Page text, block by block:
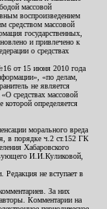
массовой
воспроизведением
средством массовой
государственных,
и привлечено к
о средствах
от 15 июня 2010 года
«по делам,
не является
средствах массовой
определяется
морального вреда
в порядке ч.2 ст.152 ГК
Хабаровского
И.И.Куликовой,
Редакция не вступает в
За них
Комментарии на